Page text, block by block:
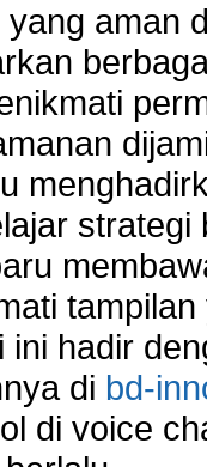
aman
hadir
di bd-
di voice